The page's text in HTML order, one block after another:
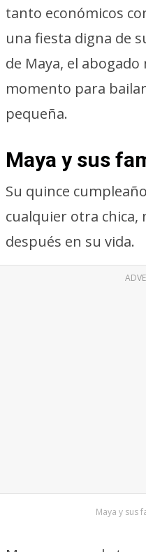
tanto económicos
una fiesta digna de
de Maya, el
momento para
pequeña.
Maya y sus
Su quince
cualquier otra chica,
después en su vida.
Maya y sus